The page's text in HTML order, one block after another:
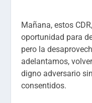
Mañana, estos
oportunidad para
pero la
adelantamos,
digno adversario
consentidos.